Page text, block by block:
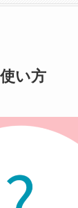
い方